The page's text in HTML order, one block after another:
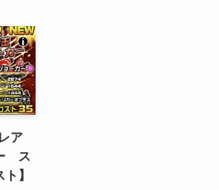
レア
ス
】